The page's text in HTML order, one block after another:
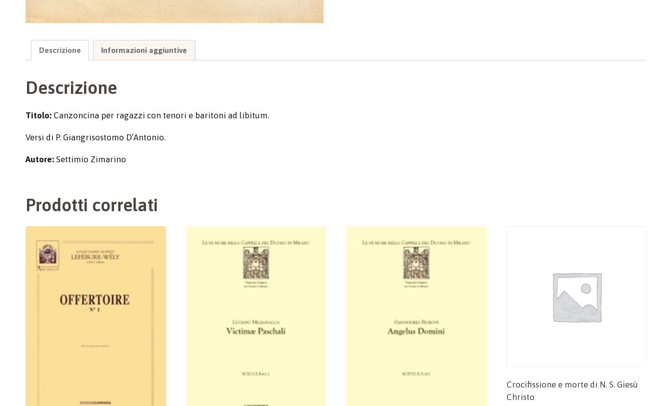
Descrizione Informazioni aggiuntive
Descrizione
Titolo: Canzoncina per ragazzi con tenori e baritoni ad libitum.
Versi di P. Giangrisostomo D’Antonio.
Autore: Settimio Zimarino
Prodotti correlati
Crocifissione e morte di N. S. Giesù
Christo